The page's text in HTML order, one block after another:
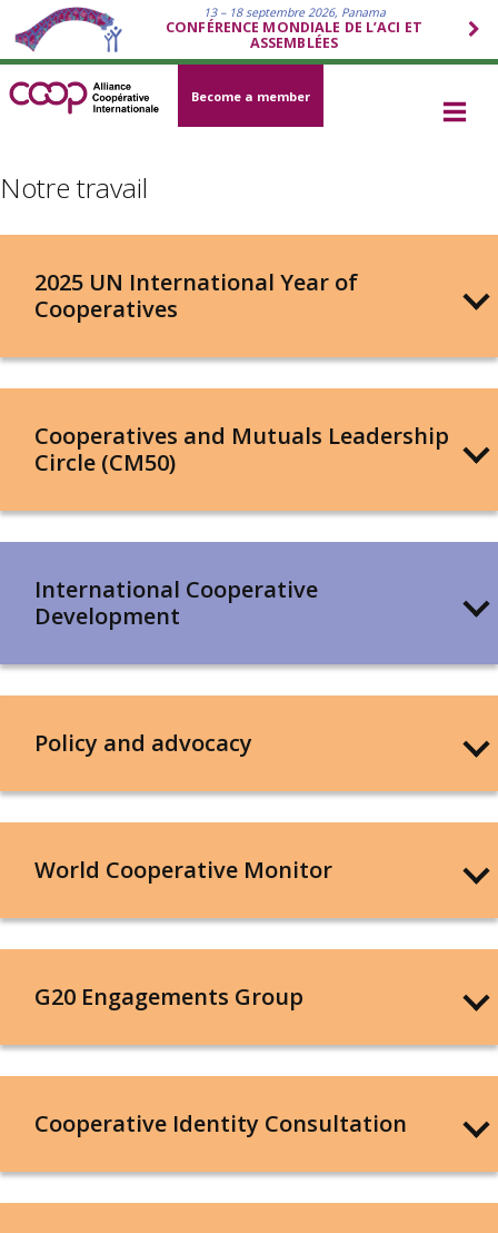
13 – 18 septembre 2026, Panama
CONFÉRENCE MONDIALE DE L’ACI ET
ASSEMBLÉES
Become a member
Notre travail
2025 UN International Year of
Cooperatives
Cooperatives and Mutuals Leadership
Circle (CM50)
International Cooperative
Development
Policy and advocacy
World Cooperative Monitor
G20 Engagements Group
Cooperative Identity Consultation